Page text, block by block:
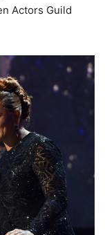
Actors Guild